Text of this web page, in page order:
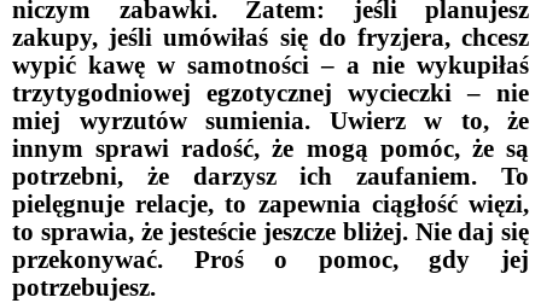
niczym zabawki. Zatem: jeśli planujesz
zakupy, jeśli umówiłaś się do fryzjera, chcesz
wypić kawę w samotności – a nie wykupiłaś
trzytygodniowej egzotycznej wycieczki – nie
miej wyrzutów sumienia. Uwierz w to, że
innym sprawi radość, że mogą pomóc, że są
potrzebni, że darzysz ich zaufaniem. To
pielęgnuje relacje, to zapewnia ciągłość więzi,
to sprawia, że jesteście jeszcze bliżej. Nie daj się
przekonywać. Proś o pomoc, gdy jej
potrzebujesz.